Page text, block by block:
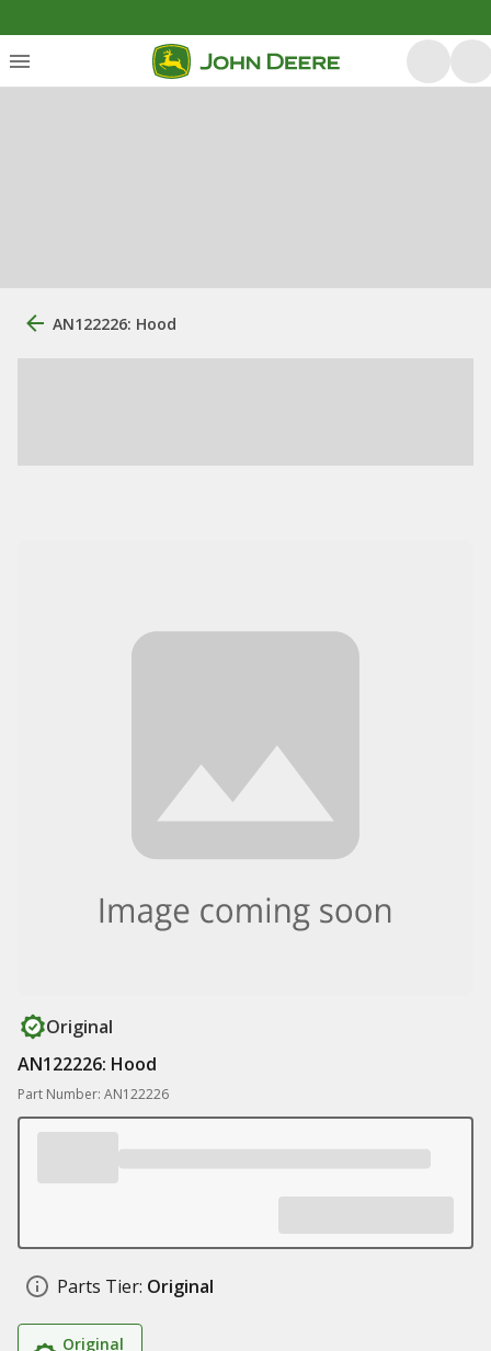
AN122226: Hood
Original
AN122226: Hood
Part Number: AN122226
Parts Tier: Original
Original